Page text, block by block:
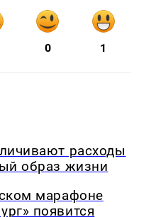
0 1
расходы
образ жизни
марафоне
появится